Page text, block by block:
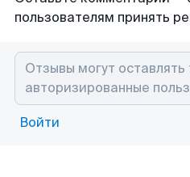
пользователям принять
Войти